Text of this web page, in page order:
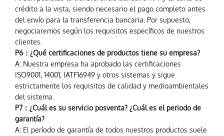
crédito a la vista, siendo necesario el pago completo antes
del envío para la transferencia bancaria. Por supuesto,
negociaremos según los requisitos específicos de nuestros
clientes.
P6：¿Qué certificaciones de productos tiene su empresa?
A: Nuestra empresa ha aprobado las certificaciones
ISO9001, 14001, IATF16949 y otros sistemas y sigue
estrictamente los requisitos de calidad y medioambientales
del sistema.
P7：¿Cuál es su servicio posventa? ¿Cuál es el periodo de
garantía?
A: El período de garantía de todos nuestros productos suele